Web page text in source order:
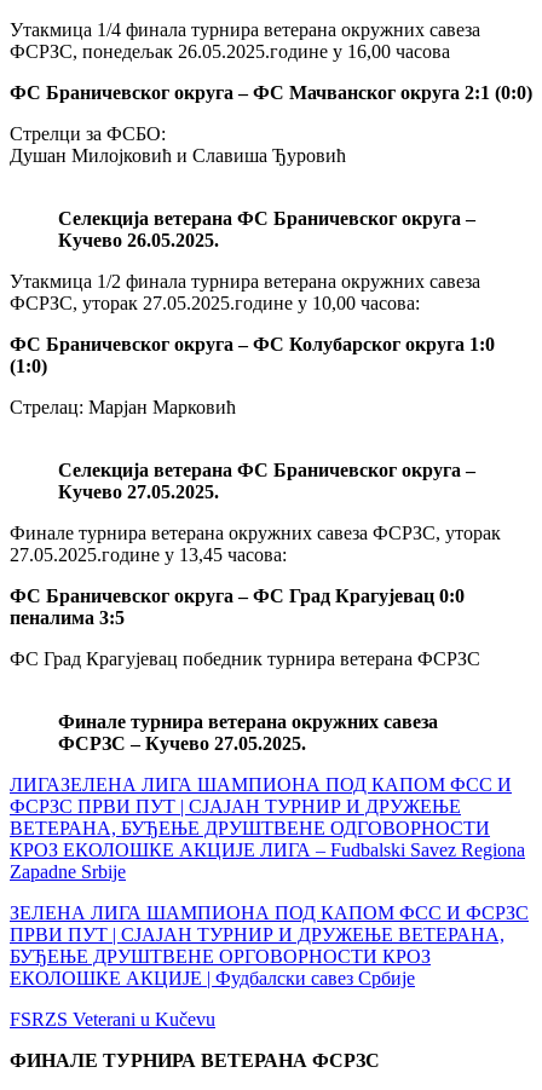
Утакмица 1/4 финала турнира ветерана окружних савеза
ФСРЗС, понедељак 26.05.2025.године у 16,00 часова
ФС Браничевског округа – ФС Мачванског округа 2:1 (0:0)
Стрелци за ФСБО:
Душан Милојковић и Славиша Ђуровић
Селекција ветерана ФС Браничевског округа –
Кучево 26.05.2025.
Утакмица 1/2 финала турнира ветерана окружних савеза
ФСРЗС, уторак 27.05.2025.године у 10,00 часова:
ФС Браничевског округа – ФС Колубарског округа 1:0
(1:0)
Стрелац: Марјан Марковић
Селекција ветерана ФС Браничевског округа –
Кучево 27.05.2025.
Финале турнира ветерана окружних савеза ФСРЗС, уторак
27.05.2025.године у 13,45 часова:
ФС Браничевског округа – ФС Град Крагујевац 0:0
пеналима 3:5
ФС Град Крагујевац победник турнира ветерана ФСРЗС
Финале турнира ветерана окружних савеза
ФСРЗС – Кучево 27.05.2025.
ЛИГАЗЕЛЕНА ЛИГА ШАМПИОНА ПОД КАПОМ ФСС И
ФСРЗС ПРВИ ПУТ | СЈАЈАН ТУРНИР И ДРУЖЕЊЕ
ВЕТЕРАНА, БУЂЕЊЕ ДРУШТВЕНЕ ОДГОВОРНОСТИ
КРОЗ ЕКОЛОШКЕ АКЦИЈЕ ЛИГА – Fudbalski Savez Regiona
Zapadne Srbije
ЗЕЛЕНА ЛИГА ШАМПИОНА ПОД КАПОМ ФСС И ФСРЗС
ПРВИ ПУТ | СЈАЈАН ТУРНИР И ДРУЖЕЊЕ ВЕТЕРАНА,
БУЂЕЊЕ ДРУШТВЕНЕ ОРГОВОРНОСТИ КРОЗ
ЕКОЛОШКЕ АКЦИЈЕ | Фудбалски савез Србије
FSRZS Veterani u Kučevu
ФИНАЛЕ ТУРНИРА ВЕТЕРАНА ФСРЗС